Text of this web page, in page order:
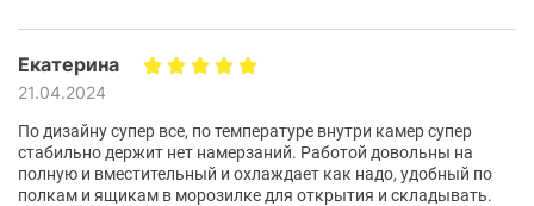
Производство мы выбираем по следующим критериям:
высокая культура производства – использование
передовых технологий;
Екатерина
21.04.2024
По дизайну супер все, по температуре внутри камер супер
стабильно держит нет намерзаний. Работой довольны на
полную и вместительный и охлаждает как надо, удобный по
полкам и ящикам в морозилке для открытия и складывать.